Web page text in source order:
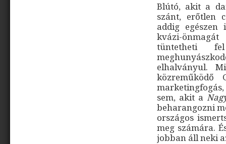
Blútó, akit a
szánt, erőtlen
addig
kvázi-
tüntetheti
elhalványul.
közreműködő
sem, akit a
beharangozni
országos
meg számára.
jobban áll neki